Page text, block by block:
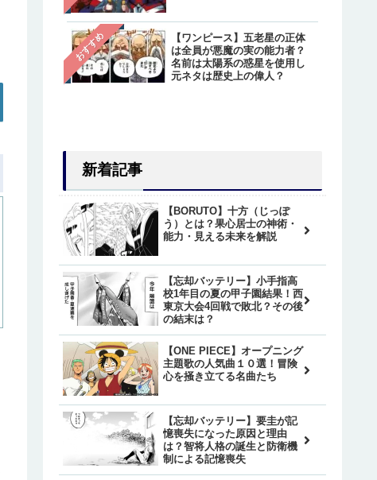
おすすめ
【ワンピース】五老星の正体
は全員が悪魔の実の能力者？
名前は太陽系の惑星を使用し
元ネタは歴史上の偉人？
新着記事
【BORUTO】十方（じっぽ
う）とは？果心居士の神術・
能力・見える未来を解説
【忘却バッテリー】小手指高
校1年目の夏の甲子園結果！西
東京大会4回戦で敗北？その後
の結末は？
【ONE PIECE】オープニング
主題歌の人気曲１０選！冒険
心を掻き立てる名曲たち
【忘却バッテリー】要圭が記
憶喪失になった原因と理由
は？智将人格の誕生と防衛機
制による記憶喪失